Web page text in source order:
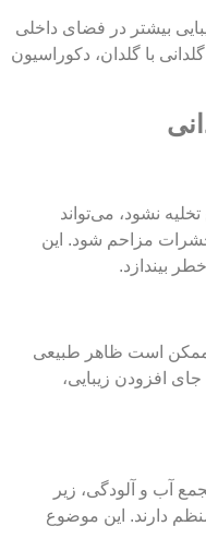
بیشتر در فضای داخلی
با گلدان، دکوراسیون
نشود، می‌تواند
مزاحم شود. این
بیندازد.
ممکن است ظاهر طبیعی
جای افزودن زیبایی،
آب و آلودگی، زیر
دارند. این موضوع